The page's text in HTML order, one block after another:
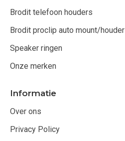
Brodit telefoon houders
Brodit proclip auto mount/houder
Speaker ringen
Onze merken
Informatie
Over ons
Privacy Policy